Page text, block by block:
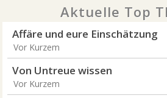
Aktuelle Top
Affäre und eure Einschätzung
Vor Kurzem
Von Untreue wissen
Vor Kurzem